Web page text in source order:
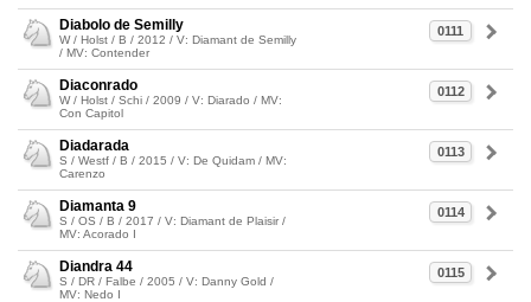
0111
Diabolo de Semilly
W / Holst / B / 2012 / V: Diamant de Semilly
/ MV: Contender
0112
Diaconrado
W / Holst / Schi / 2009 / V: Diarado / MV:
Con Capitol
0113
Diadarada
S / Westf / B / 2015 / V: De Quidam / MV:
Carenzo
0114
Diamanta 9
S / OS / B / 2017 / V: Diamant de Plaisir /
MV: Acorado I
0115
Diandra 44
S / DR / Falbe / 2005 / V: Danny Gold /
MV: Nedo I